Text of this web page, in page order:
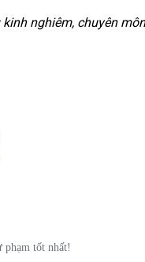
nghiêm, chuyên
phạm tốt nhất!